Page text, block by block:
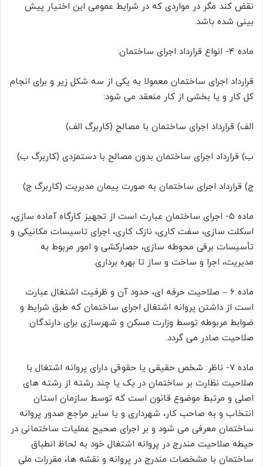
نقض کند مگر در مواردی که در شرایط عمومی این اختیار پیش
بینی شده باشد.
ماده ۴- انواع قرارداد اجرای ساختمان:
قرارداد اجرای ساختمان معمولا به یکی از سه شکل زیر و برای انجام
کل کار و یا بخشی از کار منعقد می شود:
الف) قرارداد اجرای ساختمان با مصالح (کاربرگ الف)
ب) قرارداد اجرای ساختمان بدون مصالح با دستمزدی (کاربرگ ب)
ج) قرارداد اجرای ساختمان به صورت پیمان مدیریت (کاربرگ ج)
ماده ۵- اجرای ساختمان عبارت است از تجهیز کارگاه آماده سازی،
اسکلت سازی، سفت کاری، نازک کاری، اجرای تاسیسات مکانیکی و
تأسیسات برقی محوطه سازی، حصارکشی و امور مربوط به
مدیریت، اجرا و ساخت و ساز تا بهره برداری.
ماده ۶ – صلاحیت حرفه ای، حدود آن و ظرفیت اشتغال عبارت
است از داشتن پروانه اشتغال اجرای ساختمان که طبق شرایط و
ضوابط مربوطه توسط وزارت مسکن و شهرسازی برای دارندگان
صلاحیت صادر می گردد.
ماده ۷- ناظر: شخص حقیقی یا حقوقی دارای پروانه اشتغال با
صلاحیت نظارت بر ساختمان در یک یا چند رشته از رشته های
اصلی و مرتبط موضوع قانون است که توسط سازمان استان
انتخاب و به صاحب کار، شهرداری و یا سایر مراجع صدور پروانه
ساختمان معرفی می شود و بر اجرای صحیح عملیات ساختمانی در
حیطه صلاحیت مندرج در پروانه اشتغال خود به لحاظ انطباق
ساختمان با مشخصات مندرج در پروانه و نقشه ها، مقررات ملی